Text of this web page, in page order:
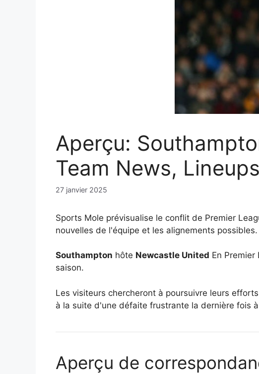
Aperçu:
Team News, Lineups
27 janvier 2025
Sports Mole prévisualise le conflit de Premier
nouvelles de l'équipe et les alignements possibles.
Southampton hôte Newcastle United En
saison.
Les visiteurs chercheront à poursuivre leurs
à la suite d'une défaite frustrante la dernière fois
Aperçu de